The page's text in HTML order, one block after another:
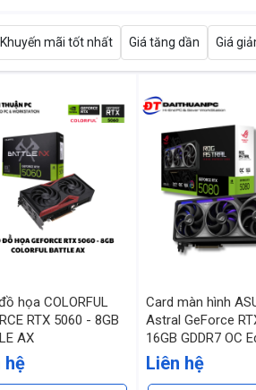
Khuyến mãi tốt nhất Giá tăng dần Giá
họa COLORFUL
RTX 5060 - 8GB
AX
hệ
Card màn hình
Astral GeForce
16GB GDDR7 OC
Liên hệ